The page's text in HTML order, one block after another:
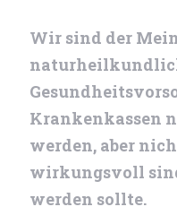
Wir sind der
Krankenkassen
werden, aber
wirkungsvoll
werden sollte.